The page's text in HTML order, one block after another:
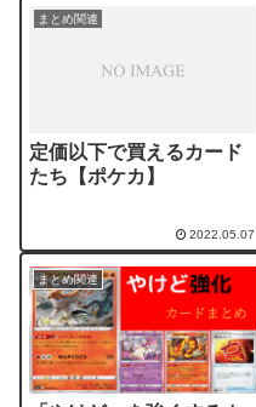
まとめ関連
定価以下で買えるカード
たち【ポケカ】
2022.05.07
まとめ関連